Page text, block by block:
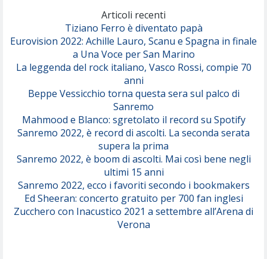
Serenamente
Articoli recenti
Tiziano Ferro è diventato papà
Eurovision 2022: Achille Lauro, Scanu e Spagna in finale
a Una Voce per San Marino
La leggenda del rock italiano, Vasco Rossi, compie 70
anni
Beppe Vessicchio torna questa sera sul palco di
Sanremo
Mahmood e Blanco: sgretolato il record su Spotify
Sanremo 2022, è record di ascolti. La seconda serata
supera la prima
Sanremo 2022, è boom di ascolti. Mai così bene negli
ultimi 15 anni
Sanremo 2022, ecco i favoriti secondo i bookmakers
Ed Sheeran: concerto gratuito per 700 fan inglesi
Zucchero con Inacustico 2021 a settembre all’Arena di
Verona